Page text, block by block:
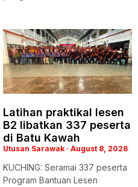
Latihan praktikal lesen
B2 libatkan 337 peserta
di Batu Kawah
Utusan Sarawak August 8, 2026
KUCHING: Seramai 337 peserta
Program Bantuan Lesen